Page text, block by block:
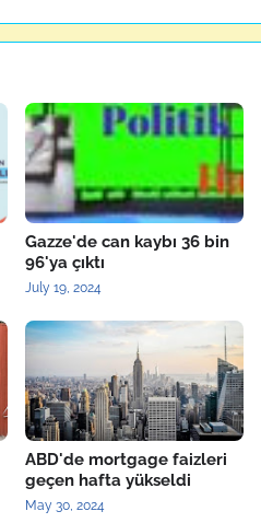
Gazze'de can kaybı 36 bin
96'ya çıktı
July 19, 2024
ABD'de mortgage faizleri
geçen hafta yükseldi
May 30, 2024